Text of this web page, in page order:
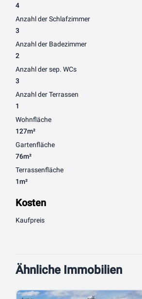
4
Anzahl der Schlafzimmer
3
Anzahl der Badezimmer
2
Anzahl der sep. WCs
3
Anzahl der Terrassen
1
Wohnfläche
127m²
Gartenfläche
76m²
Terrassenfläche
1m²
Kosten
Kaufpreis
Ähnliche Immobilien